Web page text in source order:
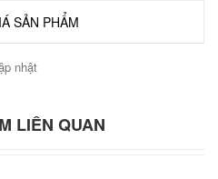
SẢN PHẨM
nhật
LIÊN QUAN